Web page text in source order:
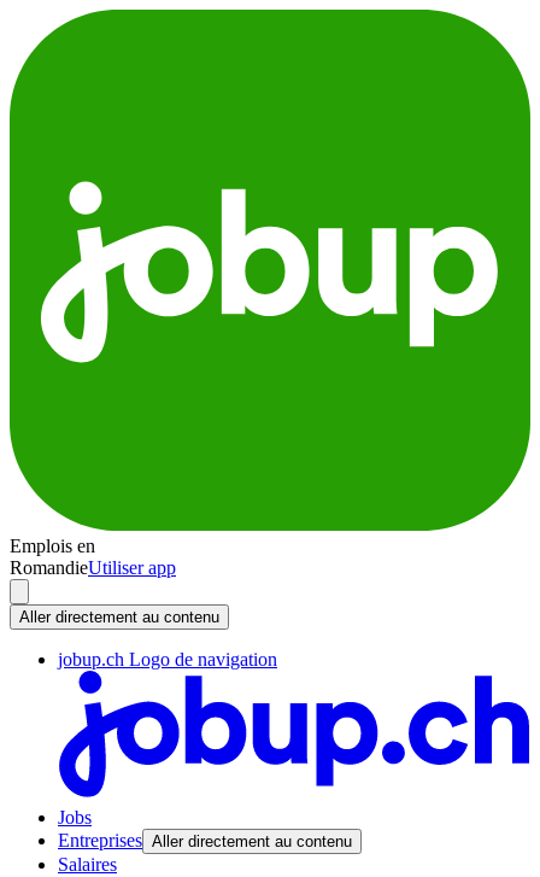
Emplois en
RomandieUtiliser app
Aller directement au contenu
jobup.ch Logo de navigation
Jobs
Entreprises Aller directement au contenu
Salaires